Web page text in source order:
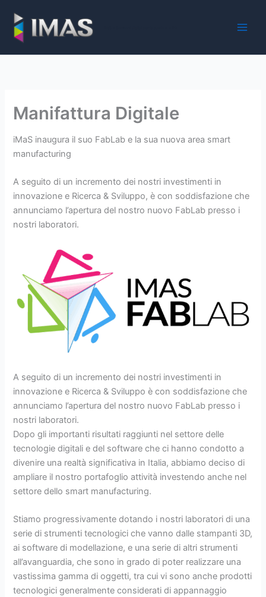
contenuto
Manifattura Digitale
iMaS inaugura il suo FabLab e la sua nuova area smart
manufacturing
A seguito di un incremento dei nostri investimenti in
innovazione e Ricerca & Sviluppo, è con soddisfazione che
annunciamo l’apertura del nostro nuovo FabLab presso i
nostri laboratori.
A seguito di un incremento dei nostri investimenti in
innovazione e Ricerca & Sviluppo è con soddisfazione che
annunciamo l’apertura del nostro nuovo FabLab presso i
nostri laboratori.
Dopo gli importanti risultati raggiunti nel settore delle
tecnologie digitali e del software che ci hanno condotto a
divenire una realtà significativa in Italia, abbiamo deciso di
ampliare il nostro portafoglio attività investendo anche nel
settore dello smart manufacturing.
Stiamo progressivamente dotando i nostri laboratori di una
serie di strumenti tecnologici che vanno dalle stampanti 3D,
ai software di modellazione, e una serie di altri strumenti
all’avanguardia, che sono in grado di poter realizzare una
vastissima gamma di oggetti, tra cui vi sono anche prodotti
tecnologici generalmente considerati di appannaggio